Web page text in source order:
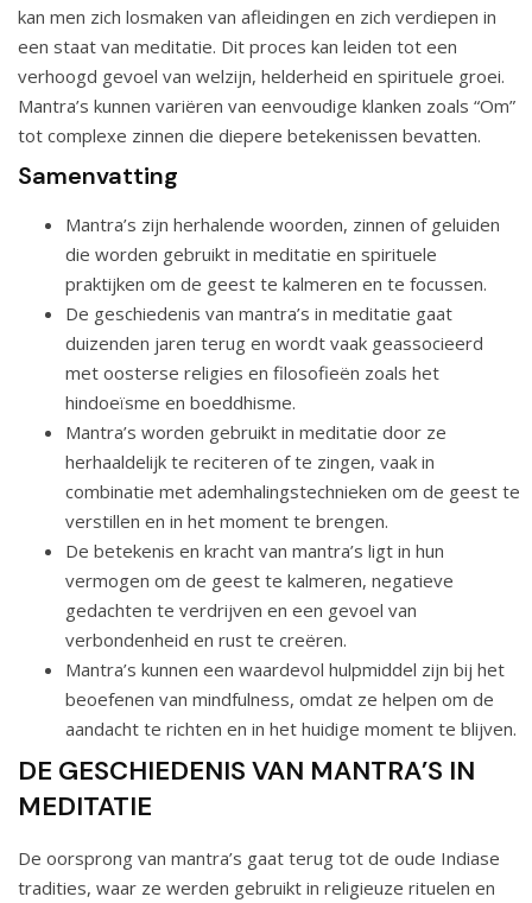
kan men zich losmaken van afleidingen en zich verdiepen in
een staat van meditatie. Dit proces kan leiden tot een
verhoogd gevoel van welzijn, helderheid en spirituele groei.
Mantra’s kunnen variëren van eenvoudige klanken zoals “Om”
tot complexe zinnen die diepere betekenissen bevatten.
Samenvatting
Mantra’s zijn herhalende woorden, zinnen of geluiden
die worden gebruikt in meditatie en spirituele
praktijken om de geest te kalmeren en te focussen.
De geschiedenis van mantra’s in meditatie gaat
duizenden jaren terug en wordt vaak geassocieerd
met oosterse religies en filosofieën zoals het
hindoeïsme en boeddhisme.
Mantra’s worden gebruikt in meditatie door ze
herhaaldelijk te reciteren of te zingen, vaak in
combinatie met ademhalingstechnieken om de geest te
verstillen en in het moment te brengen.
De betekenis en kracht van mantra’s ligt in hun
vermogen om de geest te kalmeren, negatieve
gedachten te verdrijven en een gevoel van
verbondenheid en rust te creëren.
Mantra’s kunnen een waardevol hulpmiddel zijn bij het
beoefenen van mindfulness, omdat ze helpen om de
aandacht te richten en in het huidige moment te blijven.
DE GESCHIEDENIS VAN MANTRA’S IN
MEDITATIE
De oorsprong van mantra’s gaat terug tot de oude Indiase
tradities, waar ze werden gebruikt in religieuze rituelen en